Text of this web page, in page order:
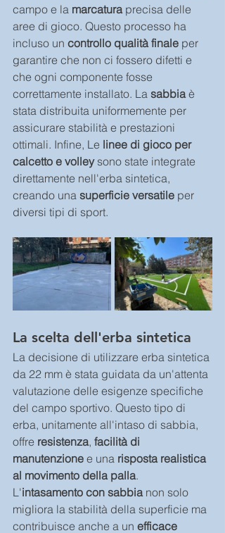
campo e la marcatura precisa delle
aree di gioco. Questo processo ha
incluso un controllo qualità finale per
garantire che non ci fossero difetti e
che ogni componente fosse
correttamente installato. La sabbia è
stata distribuita uniformemente per
assicurare stabilità e prestazioni
ottimali. Infine, Le linee di gioco per
calcetto e volley sono state integrate
direttamente nell'erba sintetica,
creando una superficie versatile per
diversi tipi di sport.
La scelta dell'erba sintetica
La decisione di utilizzare erba sintetica
da 22 mm è stata guidata da un'attenta
valutazione delle esigenze specifiche
del campo sportivo. Questo tipo di
erba, unitamente all'intaso di sabbia,
offre resistenza, facilità di
manutenzione e una risposta realistica
al movimento della palla.
L'intasamento con sabbia non solo
migliora la stabilità della superficie ma
contribuisce anche a un efficace